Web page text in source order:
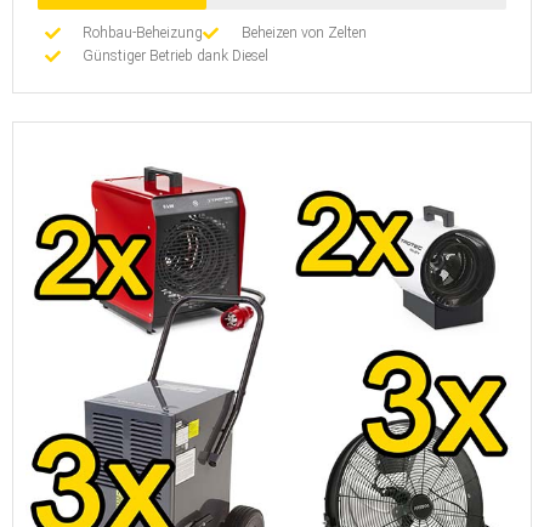
Rohbau-Beheizung
Beheizen von Zelten
Günstiger Betrieb dank Diesel